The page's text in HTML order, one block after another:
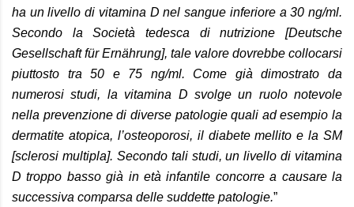
ha un livello di vitamina D nel sangue inferiore a 30 ng/ml.
Secondo la Società tedesca di nutrizione [Deutsche
Gesellschaft für Ernährung], tale valore dovrebbe collocarsi
piuttosto tra 50 e 75 ng/ml. Come già dimostrato da
numerosi studi, la vitamina D svolge un ruolo notevole
nella prevenzione di diverse patologie quali ad esempio la
dermatite atopica, l’osteoporosi, il diabete mellito e la SM
[sclerosi multipla]. Secondo tali studi, un livello di vitamina
D troppo basso già in età infantile concorre a causare la
successiva comparsa delle suddette patologie.”